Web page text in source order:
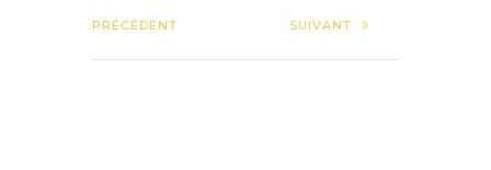
PRÉCÉDENT SUIVANT